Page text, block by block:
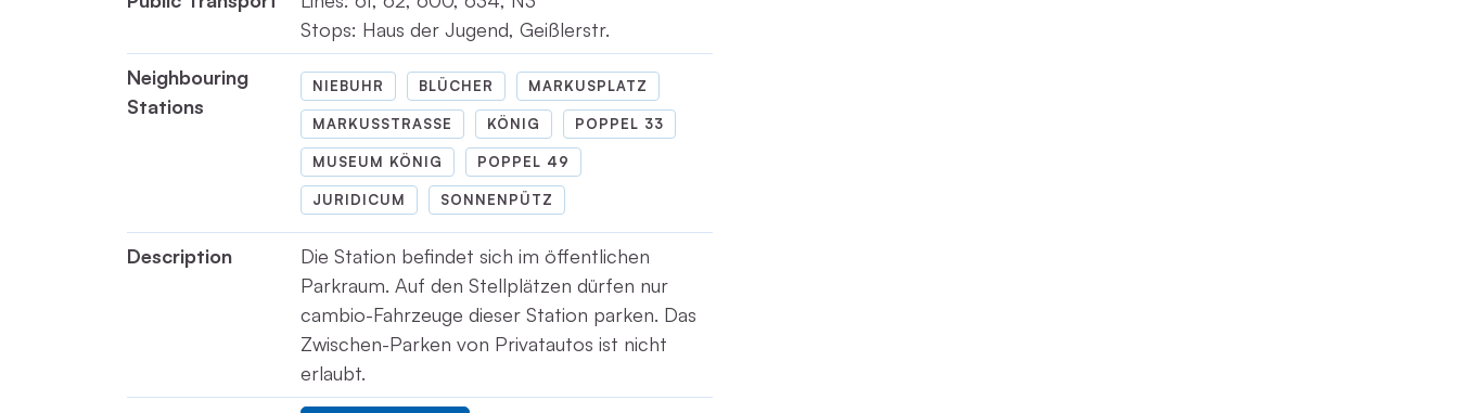
Stops: Haus der Jugend, Geißlerstr.
Neighbouring
Stations
NIEBUHR BLÜCHER MARKUSPLATZ
MARKUSSTRASSE KÖNIG POPPEL 33
MUSEUM KÖNIG POPPEL 49
JURIDICUM SONNENPÜTZ
Description
Die Station befindet sich im öffentlichen
Parkraum. Auf den Stellplätzen dürfen nur
cambio-Fahrzeuge dieser Station parken. Das
Zwischen-Parken von Privatautos ist nicht
erlaubt.